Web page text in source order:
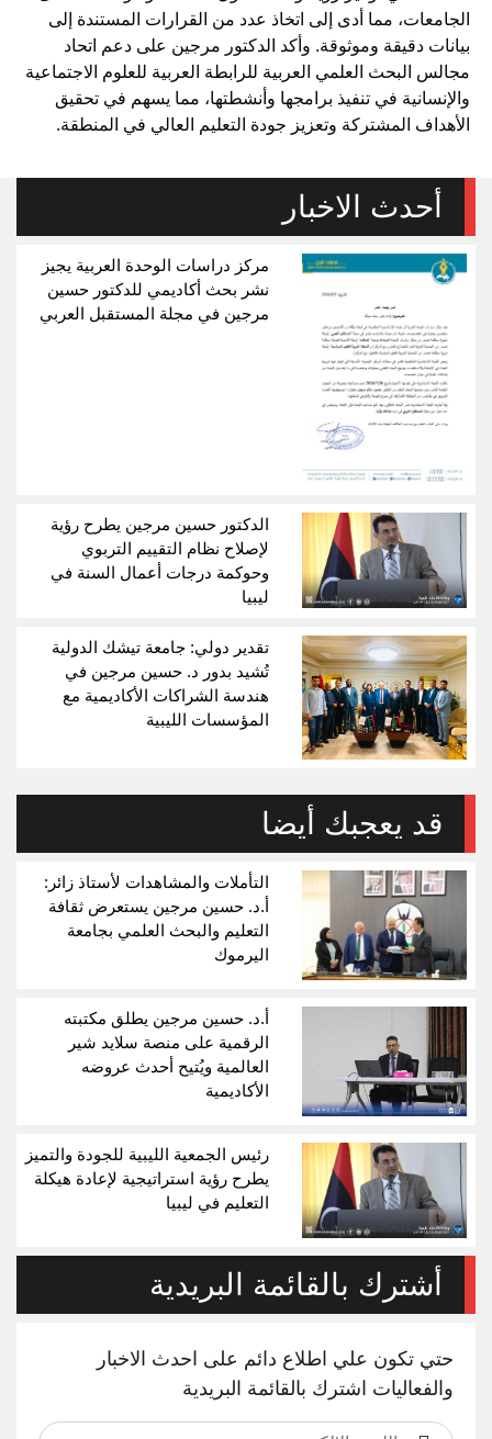
الجامعات، مما أدى إلى اتخاذ عدد من القرارات المستندة إلى
بيانات دقيقة وموثوقة. وأكد الدكتور مرجين على دعم اتحاد
مجالس البحث العلمي العربية للرابطة العربية للعلوم الاجتماعية
والإنسانية في تنفيذ برامجها وأنشطتها، مما يسهم في تحقيق
الأهداف المشتركة وتعزيز جودة التعليم العالي في المنطقة.
أحدث الاخبار
مركز دراسات الوحدة العربية يجيز
نشر بحث أكاديمي للدكتور حسين
مرجين في مجلة المستقبل العربي
الدكتور حسين مرجين يطرح رؤية
لإصلاح نظام التقييم التربوي
وحوكمة درجات أعمال السنة في
ليبيا
تقدير دولي: جامعة تيشك الدولية
تُشيد بدور د. حسين مرجين في
هندسة الشراكات الأكاديمية مع
المؤسسات الليبية
قد يعجبك أيضا
التأملات والمشاهدات لأستاذ زائر:
أ.د. حسين مرجين يستعرض ثقافة
التعليم والبحث العلمي بجامعة
اليرموك
أ.د. حسين مرجين يطلق مكتبته
الرقمية على منصة سلايد شير
العالمية ويُتيح أحدث عروضه
الأكاديمية
رئيس الجمعية الليبية للجودة والتميز
يطرح رؤية استراتيجية لإعادة هيكلة
التعليم في ليبيا
أشترك بالقائمة البريدية
حتي تكون علي اطلاع دائم على احدث الاخبار
والفعاليات اشترك بالقائمة البريدية